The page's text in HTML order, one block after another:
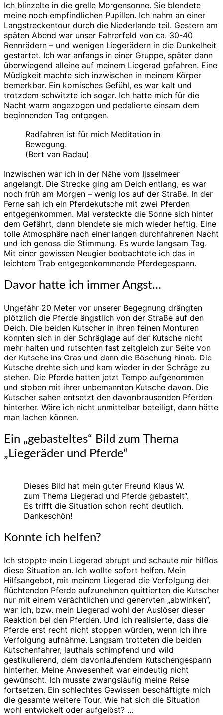
Ich blinzelte in die grelle Morgensonne. Sie blendete
meine noch empfindlichen Pupillen. Ich nahm an einer
Langstreckentour durch die Niederlande teil. Gestern am
späten Abend war unser Fahrerfeld von ca. 30-40
Rennrädern – und wenigen Liegerädern in die Dunkelheit
gestartet. Ich war anfangs in einer Gruppe, später dann
überwiegend alleine auf meinem Liegerad gefahren. Eine
Müdigkeit machte sich inzwischen in meinem Körper
bemerkbar. Ein komisches Gefühl, es war kalt und
trotzdem schwitzte ich sogar. Ich hatte mich für die
Nacht warm angezogen und pedalierte einsam dem
beginnenden Tag entgegen.
Radfahren ist für mich Meditation in
Bewegung.
(Bert van Radau)
Inzwischen war ich in der Nähe vom Ijsselmeer
angelangt. Die Strecke ging am Deich entlang, es war
noch früh am Morgen – wenig los auf der Straße. In der
Ferne sah ich ein Pferdekutsche mit zwei Pferden
entgegenkommen. Mal versteckte die Sonne sich hinter
dem Gefährt, dann blendete sie mich wieder heftig. Eine
tolle Atmosphäre nach einer langen durchfahrenen Nacht
und ich genoss die Stimmung. Es wurde langsam Tag.
Mit einer gewissen Neugier beobachtete ich das in
leichtem Trab entgegenkommende Pferdegespann.
Davor hatte ich immer Angst…
Ungefähr 20 Meter vor unserer Begegnung drängten
plötzlich die Pferde ängstlich von der Straße auf den
Deich. Die beiden Kutscher in ihren feinen Monturen
konnten sich in der Schräglage auf der Kutsche nicht
mehr halten und rutschten fast zeitgleich zur Seite von
der Kutsche ins Gras und dann die Böschung hinab. Die
Kutsche drehte sich und kam wieder in der Schräge zu
stehen. Die Pferde hatten jetzt Tempo aufgenommen
und stoben mit ihrer unbemannten Kutsche davon. Die
Kutscher sahen entsetzt den davonbrausenden Pferden
hinterher. Wäre ich nicht unmittelbar beteiligt, dann hätte
man lachen können.
Ein „gebasteltes“ Bild zum Thema
„Liegeräder und Pferde“
Dieses Bild hat mein guter Freund Klaus W.
zum Thema Liegerad und Pferde gebastelt“.
Es trifft die Situation schon recht deutlich.
Dankeschön!
Konnte ich helfen?
Ich stoppte mein Liegerad abrupt und schaute mir hilflos
diese Situation an. Ich wollte sofort helfen. Mein
Hilfsangebot, mit meinem Liegerad die Verfolgung der
flüchtenden Pferde aufzunehmen quittierten die Kutscher
nur mit einem verächtlichen und genervten „abwinken”,
war ich, bzw. mein Liegerad wohl der Auslöser dieser
Reaktion bei den Pferden. Und ich realisierte, dass die
Pferde erst recht nicht stoppen würden, wenn ich ihre
Verfolgung aufnähme. Langsam trotteten die beiden
Kutschenfahrer, lauthals schimpfend und wild
gestikulierend, dem davonlaufendem Kutschengespann
hinterher. Meine Anwesenheit war eindeutig nicht
gewünscht. Ich musste zwangsläufig meine Reise
fortsetzen. Ein schlechtes Gewissen beschäftigte mich
die gesamte weitere Tour. Wie hat sich die Situation
wohl entwickelt oder aufgelöst? …